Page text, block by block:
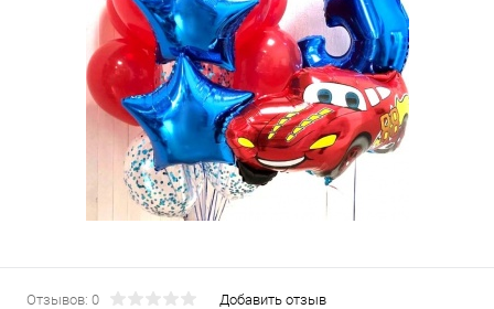
Отзывов: 0 Добавить отзыв